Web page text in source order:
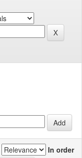
In order